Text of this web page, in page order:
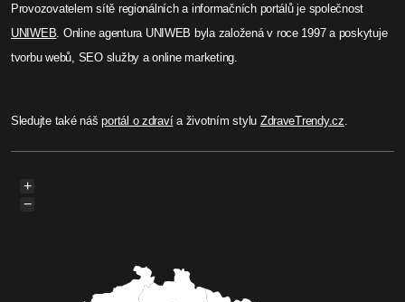
Provozovatelem sítě regionálních a informačních portálů je společnost
UNIWEB. Online agentura UNIWEB byla založená v roce 1997 a poskytuje
tvorbu webů, SEO služby a online marketing.
Sledujte také nášportál o zdravía životním stylu ZdraveTrendy.cz.
+
−